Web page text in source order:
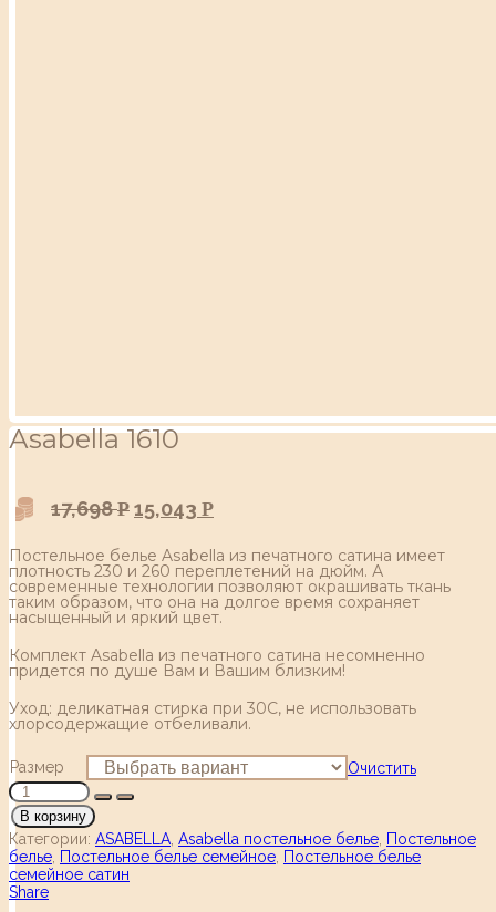
Аsabella 1610
17,698Р 15,043 Р
Постельное белье Asabella из печатного сатина имеет
плотность 230 и 260 переплетений на дюйм. А
современные технологии позволяют окрашивать ткань
таким образом, что она на долгое время сохраняет
насыщенный и яркий цвет.
Комплект Asabella из печатного сатина несомненно
придется по душе Вам и Вашим близким!
Уход: деликатная стирка при 30С, не использовать
хлорсодержащие отбеливали.
Размер Очистить
В корзину
Категории: ASABELLA Asabella постельное белье Постельное
белье Постельное белье семейное Постельное белье
семейное сатин
Share